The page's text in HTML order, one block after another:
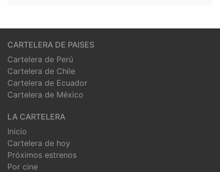
CARTELERA DE PAISES
Cartelera de Perú
Cartelera de Chile
Cartelera de Ecuador
Cartelera de México
LA CARTELERA
Inicio
Cartelera de hoy
Próximos estrenos
Por cine